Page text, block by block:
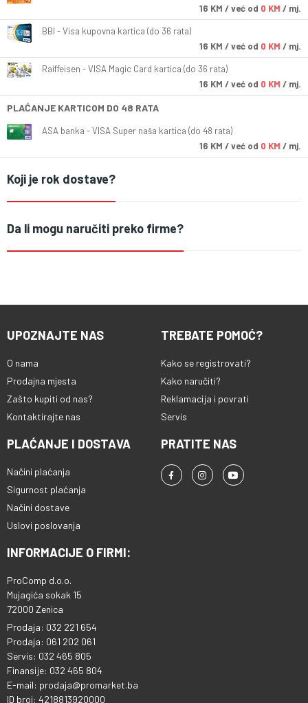
16 KM / već od 0 KM / mj.
BBI - Visa kupovna kartica (do 36 rata)
16 KM / već od 0 KM / mj.
Raiffeisen - VISA Magic Card kartica (do 36 rata)
16 KM / već od 0 KM / mj.
PLAĆANJE KARTICOM DO 48 RATA
ASA banka - VISA Super naša kartica (do 48 rata)
16 KM / već od 0 KM / mj.
Koji je rok dostave?
Da li mogu naručiti preko firme?
UPOZNAJTE NAS
O nama
Prodajna mjesta
Zašto kupiti od nas?
Kontaktirajte nas
TREBATE POMOĆ?
Kako se registrovati?
Kako naručiti?
Reklamacija i povrati
Servis
PLAĆANJE I DOSTAVA
Načini plaćanja
Sigurnost plaćanja
Načini dostave
Uslovi poslovanja
PRATITE NAS
INFORMACIJE O FIRMI:
ProComp d.o.o.
Mujagića sokak 15
72000 Zenica
Prodaja: 032 221 654
Prodaja: 061 202 061
Servis: 032 465 805
Finansije: 032 465 804
E-mail: prodaja@promarket.ba
ID broj: 4218813920000